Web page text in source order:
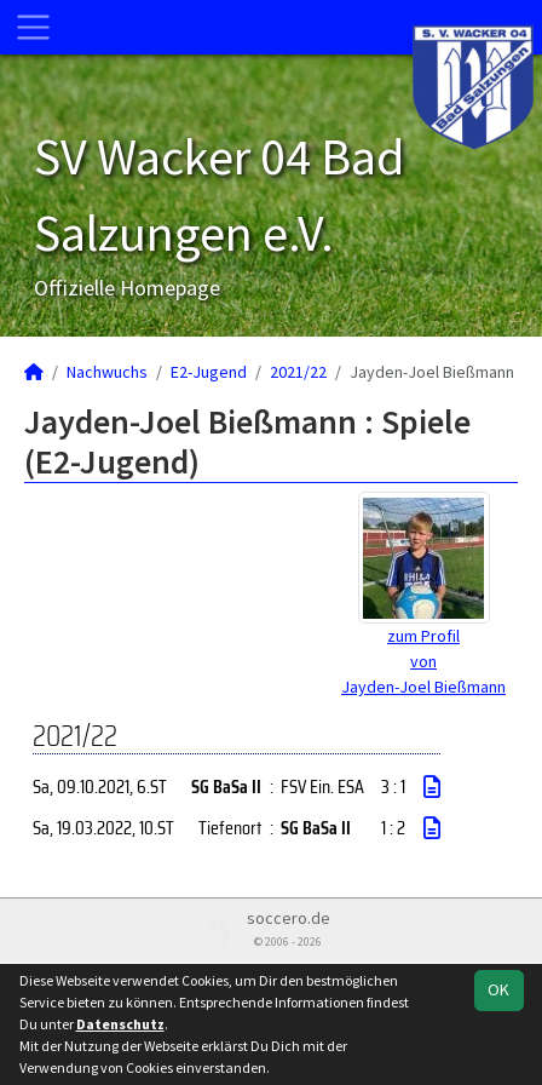
SV Wacker 04 Bad
Salzungen e.V.
Offizielle Homepage
Nachwuchs E2-Jugend 2021/22 Jayden-Joel Bießmann
Jayden-Joel Bießmann : Spiele
(E2-Jugend)
zum Profil
von
Jayden-Joel Bießmann
2021/22
Sa, 09.10.2021, 6.ST SG BaSa II : FSV Ein. ESA 3 : 1
Sa, 19.03.2022, 10.ST Tiefenort : SG BaSa II 1 : 2
soccero.de
© 2006 - 2026
Besucherstatistik Kontakt Impressum
Geburtstage
Datenschutz
OK
Diese Webseite verwendet Cookies, um Dir den bestmöglichen
Service bieten zu können. Entsprechende Informationen findest
Du unter Datenschutz.
Mit der Nutzung der Webseite erklärst Du Dich mit der
Verwendung von Cookies einverstanden.